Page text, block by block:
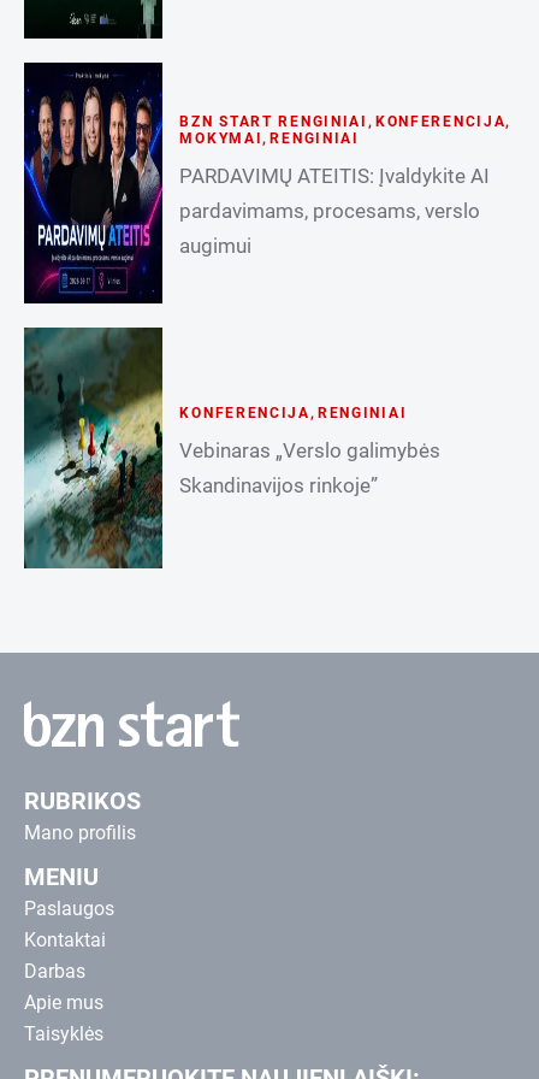
BZN START RENGINIAI , KONFERENCIJA,
MOKYMAI, RENGINIAI
PARDAVIMŲ ATEITIS: Įvaldykite AI
pardavimams, procesams, verslo
augimui
KONFERENCIJA , RENGINIAI
Vebinaras „Verslo galimybės
Skandinavijos rinkoje”
RUBRIKOS
Mano profilis
MENIU
Paslaugos
Kontaktai
Darbas
Apie mus
Taisyklės